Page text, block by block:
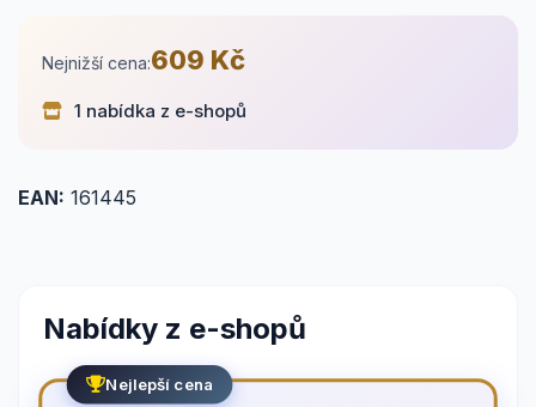
Nejnižší cena:609 Kč
1 nabídka z e-shopů
EAN: 161445
Nabídky z e-shopů
Nejlepší cena